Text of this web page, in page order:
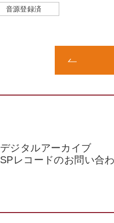
音源登録済
デジタルアーカイブ
SPレコードのお問い合